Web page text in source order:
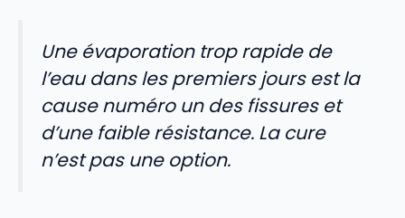
Une évaporation trop rapide de
l’eau dans les premiers jours est la
cause numéro un des fissures et
d’une faible résistance. La cure
n’est pas une option.